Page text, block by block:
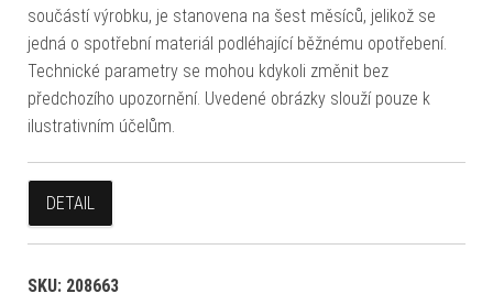
součástí výrobku, je stanovena na šest měsíců, jelikož se
jedná o spotřební materiál podléhající běžnému opotřebení.
Technické parametry se mohou kdykoli změnit bez
předchozího upozornění. Uvedené obrázky slouží pouze k
ilustrativním účelům.
DETAIL
SKU: 208663